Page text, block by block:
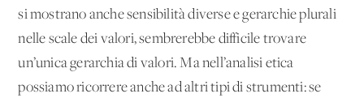
si mostrano anche sensibilità diverse e gerarchie plurali
nelle scale dei valori, sembrerebbe difficile trovare
un’unica gerarchia di valori. Ma nell’analisi etica
possiamo ricorrere anche ad altri tipi di strumenti: se